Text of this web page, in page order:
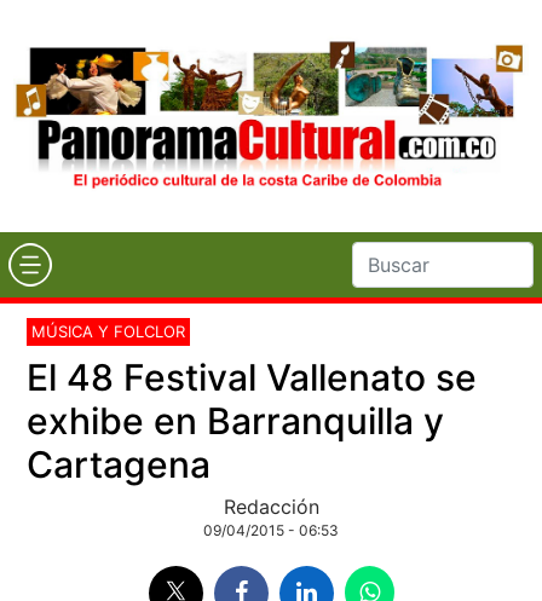
MÚSICA Y FOLCLOR
El 48 Festival Vallenato se
exhibe en Barranquilla y
Cartagena
Redacción
09/04/2015 - 06:53